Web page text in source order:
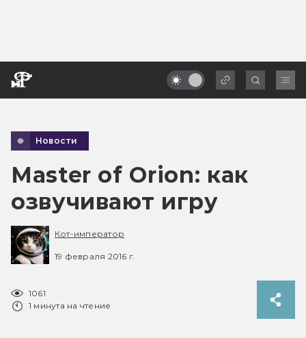
Новости
Master of Orion: как
озвучивают игру
Кот-император
19 февраля 2016 г.
1061
1 минута на чтение